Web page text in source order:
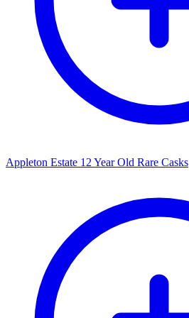
Appleton Estate 12 Year Old Rare Casks